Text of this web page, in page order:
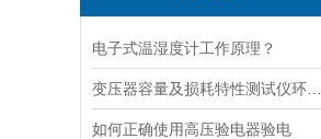
电子式温湿度计工作原理？
如何正确使用高压验电器验电